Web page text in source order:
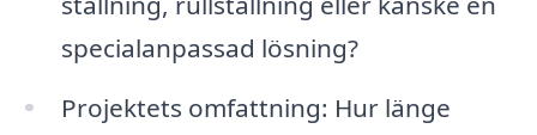
specialanpassad lösning?
Projektets omfattning: Hur länge